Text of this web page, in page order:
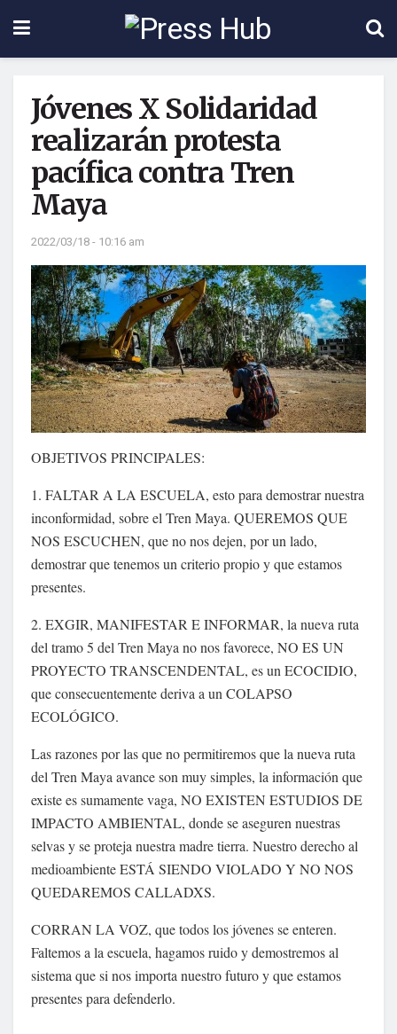
Jóvenes X Solidaridad
realizarán protesta
pacífica contra Tren
Maya
2022/03/18 - 10:16 am
OBJETIVOS PRINCIPALES:
1. FALTAR A LA ESCUELA, esto para demostrar nuestra
inconformidad, sobre el Tren Maya. QUEREMOS QUE
NOS ESCUCHEN, que no nos dejen, por un lado,
demostrar que tenemos un criterio propio y que estamos
presentes.
2. EXGIR, MANIFESTAR E INFORMAR, la nueva ruta
del tramo 5 del Tren Maya no nos favorece, NO ES UN
PROYECTO TRANSCENDENTAL, es un ECOCIDIO,
que consecuentemente deriva a un COLAPSO
ECOLÓGICO.
Las razones por las que no permitiremos que la nueva ruta
del Tren Maya avance son muy simples, la información que
existe es sumamente vaga, NO EXISTEN ESTUDIOS DE
IMPACTO AMBIENTAL, donde se aseguren nuestras
selvas y se proteja nuestra madre tierra. Nuestro derecho al
medioambiente ESTÁ SIENDO VIOLADO Y NO NOS
QUEDAREMOS CALLADXS.
CORRAN LA VOZ, que todos los jóvenes se enteren.
Faltemos a la escuela, hagamos ruido y demostremos al
sistema que si nos importa nuestro futuro y que estamos
presentes para defenderlo.